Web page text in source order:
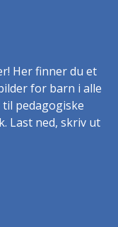
Her finner du et
for barn i alle
pedagogiske
Last ned, skriv ut